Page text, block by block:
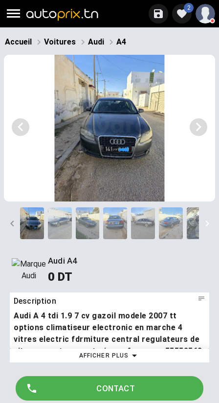
2
Accueil Voitures Audi A4
Audi A4
0 DT
Description
Audi A 4 tdi 1.9 7 cv gazoil modele 2007 tt
options climatiseur electronic en marche 4
vitres electric fdrmiture central regulateurs de
vitesse gentes avantrain neuf numero 55553563
climatiseur electronic en marche 4 vitres electric
fdrmiture central regulateurs de vitesse gentes avantrain
neuf numero 55553563
AFFICHER PLUS
CONTACT